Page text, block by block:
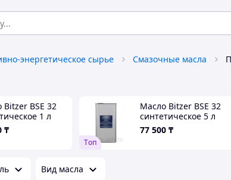
энергетическое сырье Смазочные масла
Bitzer BSE 32
1 л
₸
Tоп
Масло Bitzer BSE 32
синтетическое 5 л
77 500 ₸
Вид масла